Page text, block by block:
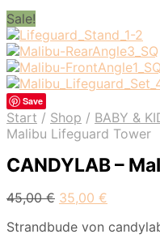
Sale!
Save
Start / Shop / BABY &
Malibu Lifeguard Tower
CANDYLAB –
45,00€ Ursprünglicher
war:
35,00 €
ist:
Strandbude von